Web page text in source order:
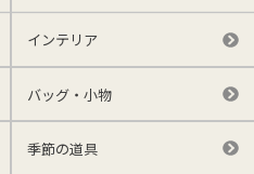
インテリア
バッグ・小物
季節の道具